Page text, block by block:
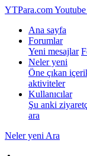
YTPara.com
Ana sayfa
Forumlar
Yeni mesajlar
Neler yeni
Öne çıkan
aktiviteler
Kullanıcılar
Şu anki
ara
Neler yeni Ara